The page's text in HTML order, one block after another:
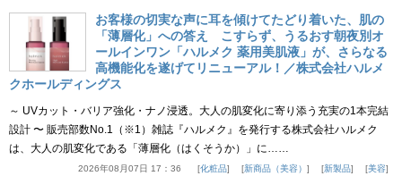
お客様の切実な声に耳を傾けてたどり着いた、肌の
「薄層化」への答え こすらず、うるおす朝夜別オ
ールインワン「ハルメク 薬用美肌液」が、さらなる
高機能化を遂げてリニューアル！／株式会社ハルメ
クホールディングス
～ UVカット・バリア強化・ナノ浸透。大人の肌変化に寄り添う充実の1本完結
設計 〜 販売部数No.1（※1）雑誌『ハルメク』を発行する株式会社ハルメク
は、大人の肌変化である「薄層化（はくそうか）」に……
2026年08月07日 17：36 化粧品 新商品（美容） 新製品 美容